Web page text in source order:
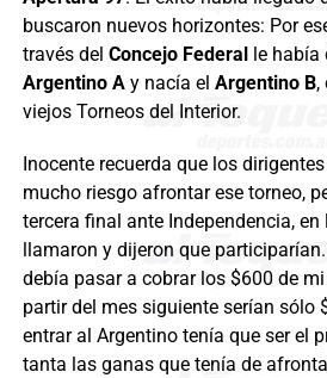
buscaron nuevos horizontes: Por
través del Concejo Federal le había
Argentino Ay nacía el Argentino B,
viejos Torneos del Interior.
Inocente recuerda que los
mucho riesgo afrontar ese torneo,
tercera final ante Independencia,
llamaron y dijeron que
debía pasar a cobrar los $600 de
partir del mes siguiente serían sólo
entrar al Argentino tenía que ser el
tanta las ganas que tenía de